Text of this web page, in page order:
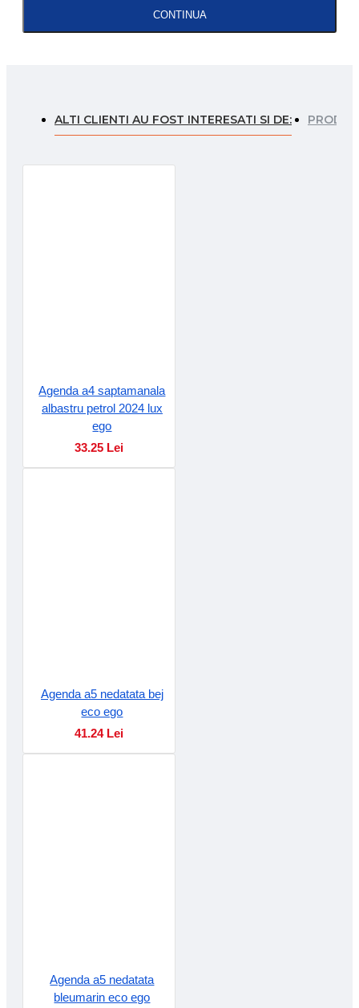
CONTINUA
ALTI CLIENTI AU FOST INTERESATI SI DE:
Agenda a4 saptamanala
albastru petrol 2024 lux
ego
33.25 Lei
Agenda a5 nedatata bej
eco ego
41.24 Lei
Agenda a5 nedatata
bleumarin eco ego